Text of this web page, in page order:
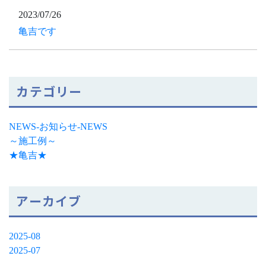
2023/07/26
亀吉です
カテゴリー
NEWS-お知らせ-NEWS
～施工例～
★亀吉★
アーカイブ
2025-08
2025-07